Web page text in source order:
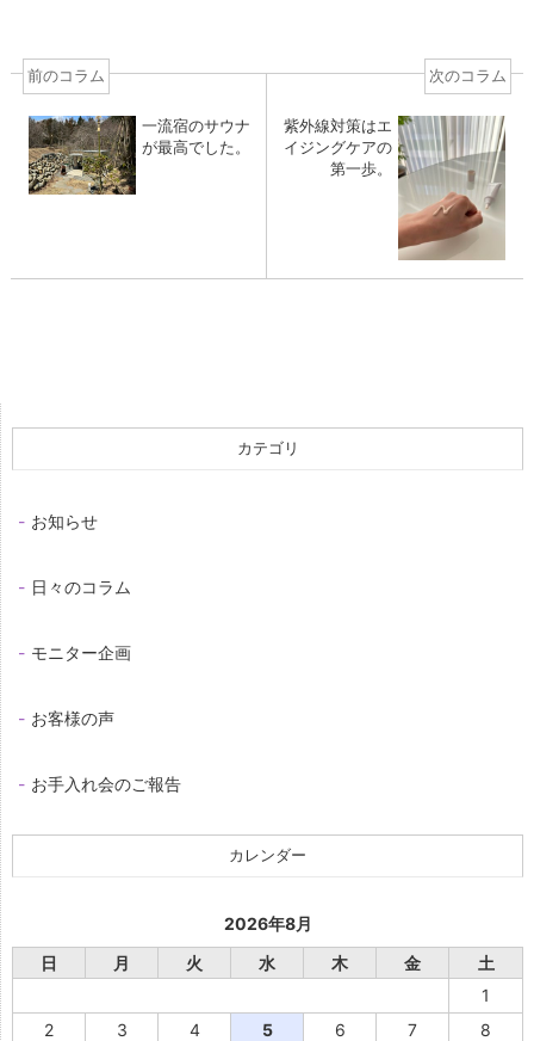
前のコラム
一流宿のサウナ
が最高でした。
次のコラム
紫外線対策はエ
イジングケアの
第一歩。
カテゴリ
お知らせ
日々のコラム
モニター企画
お客様の声
お手入れ会のご報告
カレンダー
2026年8月
日
月 火 水 木 金 土
1
2
3 4 5 6 7
8